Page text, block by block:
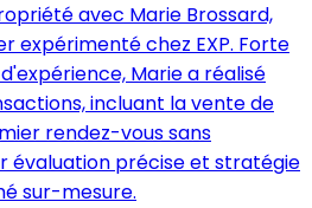
avec Marie Brossard,
expérimenté chez EXP. Forte
Marie a réalisé
incluant la vente de
rendez-vous sans
évaluation précise et stratégie
sur-mesure.